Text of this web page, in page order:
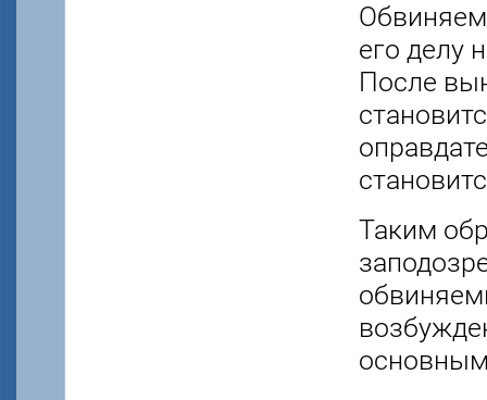
его делу
После
Таким